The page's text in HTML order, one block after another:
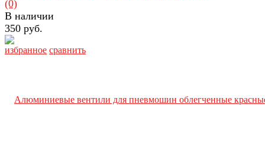
избранное сравнить
(0)
В наличии
350 руб.